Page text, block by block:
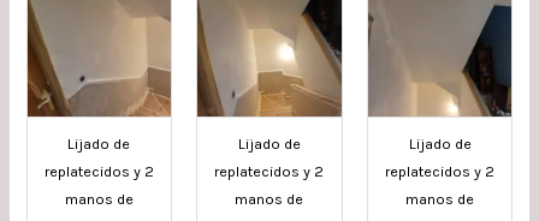
Lijado de
replatecidos y 2
manos de
Lijado de
replatecidos y 2
manos de
Lijado de
replatecidos y 2
manos de